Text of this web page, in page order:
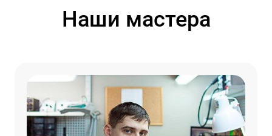
Наши мастера